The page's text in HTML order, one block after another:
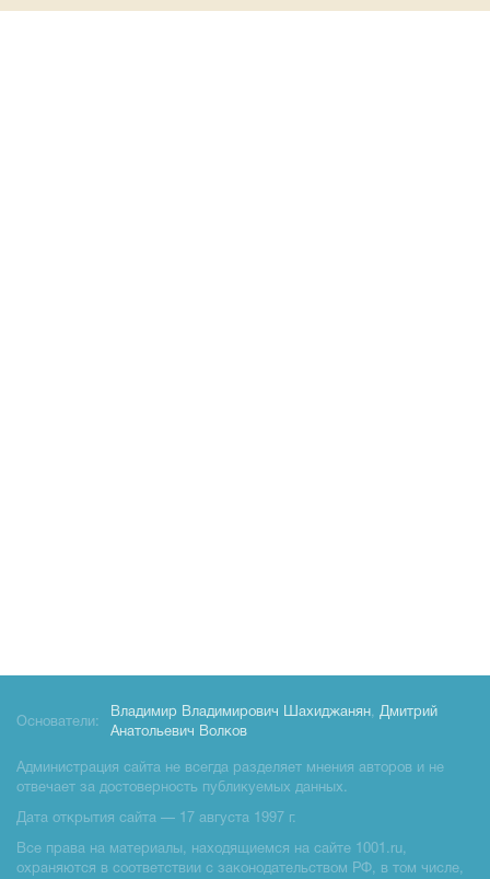
Основатели:
Владимир Владимирович Шахиджанян, Дмитрий
Анатольевич Волков
Администрация сайта не всегда разделяет мнения авторов и не
отвечает за достоверность публикуемых данных.
Дата открытия сайта — 17 августа 1997 г.
Все права на материалы, находящиемся на сайте 1001.ru,
охраняются в соответствии с законодательством РФ, в том числе,